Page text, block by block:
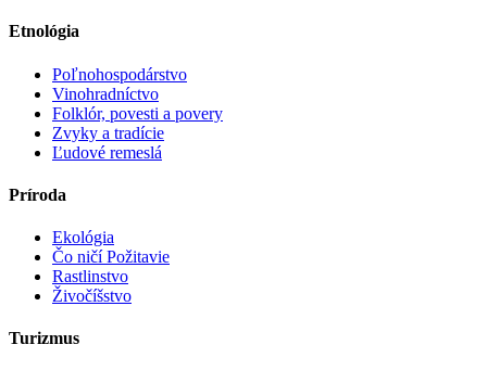
Etnológia
Poľnohospodárstvo
Vinohradníctvo
Folklór, povesti a povery
Zvyky a tradície
Ľudové remeslá
Príroda
Ekológia
Čo ničí Požitavie
Rastlinstvo
Živočíšstvo
Turizmus